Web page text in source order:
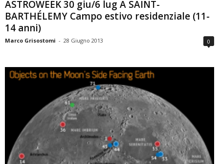
ASTROWEEK 30 giu/6 lug A SAINT-
BARTHÉLEMY Campo estivo residenziale (11-
14 anni)
Marco Grisostomi - 28 Giugno 2013 0